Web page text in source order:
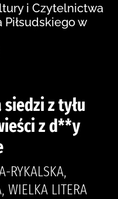
i Czytelnictwa
Piłsudskiego w
z tyłu
z d**y
RYKALSKA,
WIELKA LITERA